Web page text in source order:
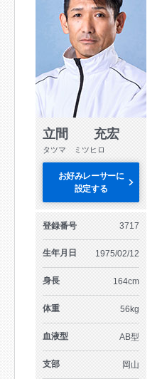
立間 充宏
タツマ ミツヒロ
お好みレーサーに
設定する
登録番号 3717
生年月日 1975/02/12
身長 164cm
体重 56kg
血液型 AB型
支部 岡山